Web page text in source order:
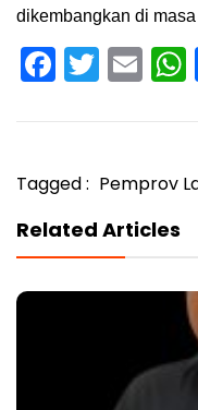
dikembangkan di
Tagged : Pemprov
Related Articles